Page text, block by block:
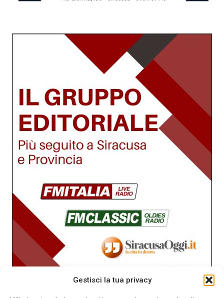
Gestisci la tua privacy